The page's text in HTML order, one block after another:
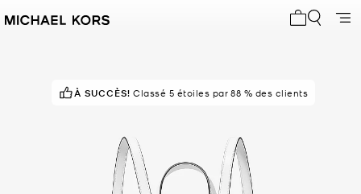
À SUCCÈS! Classé 5 étoiles par 88 % des clients